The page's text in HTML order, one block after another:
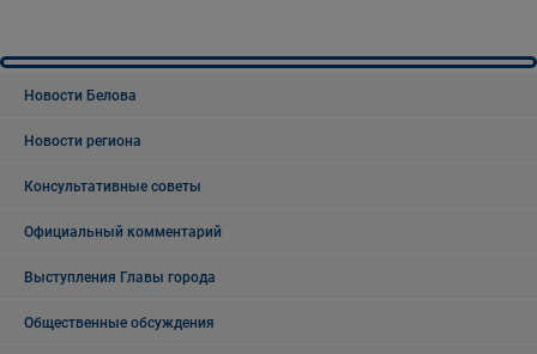
Новости Белова
Новости региона
Консультативные советы
Официальный комментарий
Выступления Главы города
Общественные обсуждения